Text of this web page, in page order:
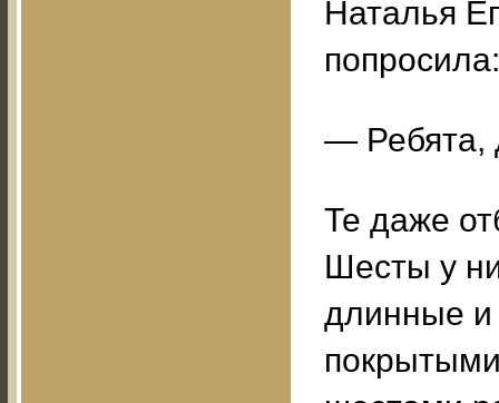
Наталья
попросила:
— Ребята,
Те даже
Шесты у
длинные и